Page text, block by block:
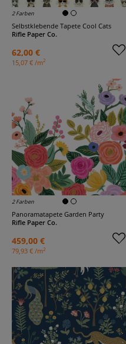
2 Farben
Selbstklebende Tapete Cool Cats
Rifle Paper Co.
62,00 €
15,07 € /m2
2 Farben
Panoramatapete Garden Party
Rifle Paper Co.
459,00 €
79,93 € /m2